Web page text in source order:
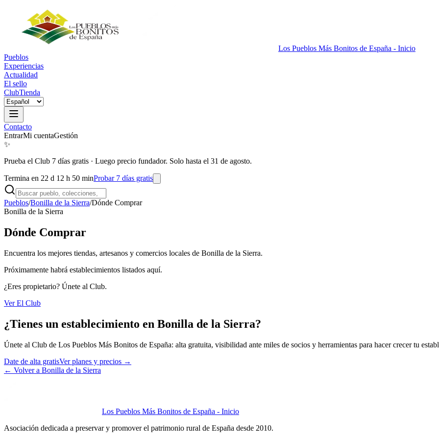
Los Pueblos Más Bonitos de España - Inicio
Pueblos
Experiencias
Actualidad
El sello
ClubTienda
Contacto
EntrarMi cuentaGestión
✨
Prueba el Club 7 días gratis · Luego precio fundador. Solo hasta el 31 de agosto.
Termina en 22 d 12 h 50 minProbar 7 días gratis
Pueblos/Bonilla de la Sierra/Dónde Comprar
Bonilla de la Sierra
Dónde Comprar
Encuentra los mejores tiendas, artesanos y comercios locales de Bonilla de la Sierra.
Próximamente habrá establecimientos listados aquí.
¿Eres propietario? Únete al Club.
Ver El Club
¿Tienes un establecimiento en Bonilla de la Sierra?
Únete al Club de Los Pueblos Más Bonitos de España: alta gratuita, visibilidad ante miles de socios y herramientas para hacer crecer tu
Date de alta gratisVer planes y precios →
← Volver a Bonilla de la Sierra
Los Pueblos Más Bonitos de España - Inicio
Asociación dedicada a preservar y promover el patrimonio rural de España desde 2010.